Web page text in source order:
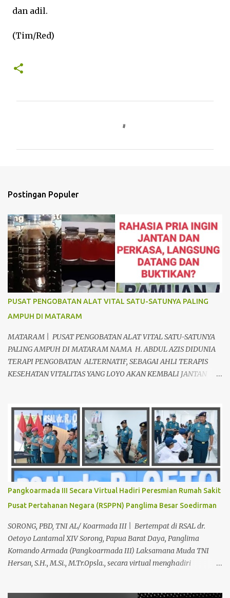
dan adil.
(Tim/Red)
r
Postingan Populer
PUSAT PENGOBATAN ALAT VITAL SATU-SATUNYA PALING
AMPUH DI MATARAM
MATARAM | PUSAT PENGOBATAN ALAT VITAL SATU-SATUNYA
PALING AMPUH DI MATARAM NAMA H. ABDUL AZIS DIDUNIA
TERAPI PENGOBATAN ALTERNATIF, SEBAGAI AHLI TERAPIS
KESEHATAN VITALITAS YANG LOYO AKAN KEMBALI JANTAN
Prakteknya Yang sudah menyebar diseluruh daerah di Indonesia
Sangat Dibutuhkan di Mata Warga Membuat Pengobatan
Keperkasaan Pria, H. Abdul Azis sangat direkomendasikan. ANDA
INGIN MENCARI PENGOBATAN KEPERKASAAN Paling Ampuh Di
Kota Terdekat Di Mataram,? Kami Solusinya Jituh Ampuh , Tepat
Serta Dengan Waktu Yang Cepat Untuk Menyembuhkan Berbagai
keluhan Alat Vital Yang Anda Derita Atau Kurang Percaya Diri.
Pilih Salah Satu Keahlian Nya Sebab Pengobatan TRADISIONAL
Kami Memberikan Solusi Untuk Keharmonisan Rumah Tangga
Yang Benar-benar Manjur Khasiatnya, Dan Bertanggung Jawab
Serta Bergaransi.? Kali ini, H. Abdul Azis Hadir Di Pro...
Pangkoarmada III Secara Virtual Hadiri Peresmian Rumah Sakit
Pusat Pertahanan Negara (RSPPN) Panglima Besar Soedirman
SORONG, PBD, TNI AL/ Koarmada III | Bertempat di RSAL dr.
Oetoyo Lantamal XIV Sorong, Papua Barat Daya, Panglima
Komando Armada (Pangkoarmada III) Laksamana Muda TNI
Hersan, S.H., M.Si., M.Tr.Opsla., secara virtual menghadiri